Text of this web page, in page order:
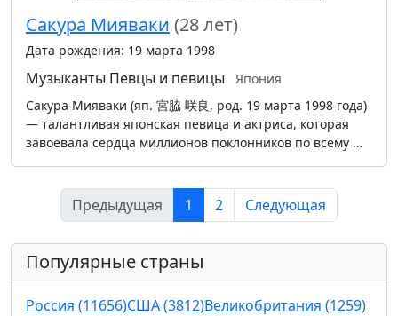
Сакура Мияваки (28 лет)
Дата рождения: 19 марта 1998
Музыканты Певцы и певицы
Япония
Сакура Мияваки (яп. 宮脇 咲良, род. 19 марта 1998 года)
— талантливая японская певица и актриса, которая
завоевала сердца миллионов поклонников по всему …
Предыдущая 1 2 Следующая
Популярные страны
Россия (11656)США (3812)Великобритания (1259)